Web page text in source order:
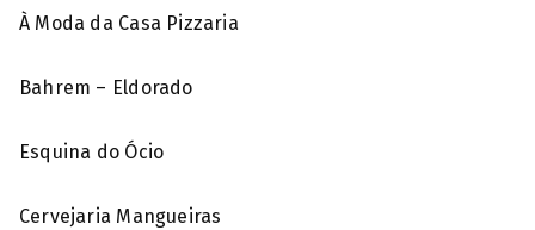
À Moda da Casa Pizzaria
Bahrem – Eldorado
Esquina do Ócio
Cervejaria Mangueiras